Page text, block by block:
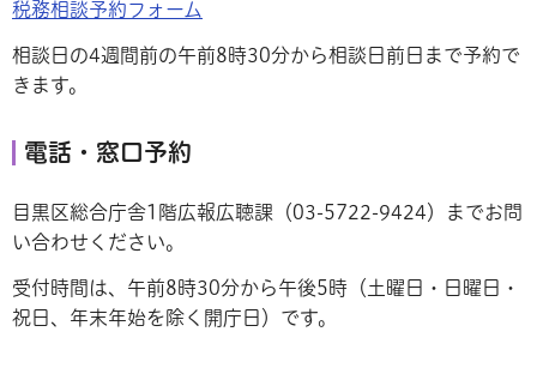
税務相談予約フォーム
相談日の4週間前の午前8時30分から相談日前日まで予約で
きます。
電話・窓口予約
目黒区総合庁舎1階広報広聴課（03-5722-9424）までお問
い合わせください。
受付時間は、午前8時30分から午後5時（土曜日・日曜日・
祝日、年末年始を除く開庁日）です。